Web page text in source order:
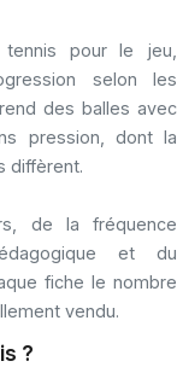
pour le jeu,
selon les
des balles avec
pression, dont la
diffèrent.
de la fréquence
et du
fiche le nombre
vendu.
?